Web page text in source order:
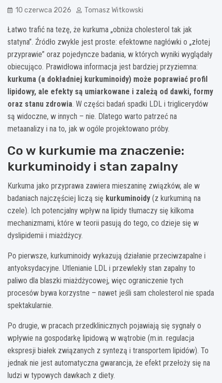
10 czerwca 2026 Tomasz Witkowski
Łatwo trafić na tezę, że kurkuma „obniża cholesterol tak jak
statyna”. Źródło zwykle jest proste: efektowne nagłówki o „złotej
przyprawie” oraz pojedyncze badania, w których wyniki wyglądały
obiecująco. Prawidłowa informacja jest bardziej przyziemna:
kurkuma (a dokładniej kurkuminoidy) może poprawiać profil
lipidowy, ale efekty są umiarkowane i zależą od dawki, formy
oraz stanu zdrowia. W części badań spadki LDL i triglicerydów
są widoczne, w innych – nie. Dlatego warto patrzeć na
metaanalizy i na to, jak w ogóle projektowano próby.
Co w kurkumie ma znaczenie:
kurkuminoidy i stan zapalny
Kurkuma jako przyprawa zawiera mieszaninę związków, ale w
badaniach najczęściej liczą się kurkuminoidy (z kurkuminą na
czele). Ich potencjalny wpływ na lipidy tłumaczy się kilkoma
mechanizmami, które w teorii pasują do tego, co dzieje się w
dyslipidemii i miażdżycy.
Po pierwsze, kurkuminoidy wykazują działanie przeciwzapalne i
antyoksydacyjne. Utlenianie LDL i przewlekły stan zapalny to
paliwo dla blaszki miażdżycowej, więc ograniczenie tych
procesów bywa korzystne – nawet jeśli sam cholesterol nie spada
spektakularnie.
Po drugie, w pracach przedklinicznych pojawiają się sygnały o
wpływie na gospodarkę lipidową w wątrobie (m.in. regulacja
ekspresji białek związanych z syntezą i transportem lipidów). To
jednak nie jest automatyczna gwarancja, że efekt przełoży się na
ludzi w typowych dawkach z diety.